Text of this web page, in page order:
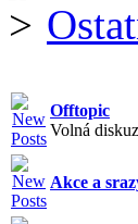
Offtopic
Volná
Akce a